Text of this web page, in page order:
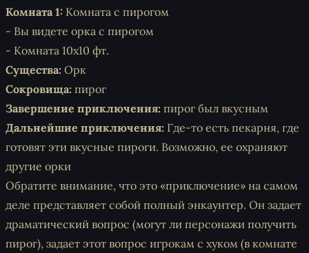
Комната 1: Комната с пирогом
- Вы видете орка с пирогом
- Комната 10х10 фт.
Существа: Орк
Сокровища: пирог
Завершение приключения: пирог был вкусным
Дальнейшие приключения: Где-то есть пекарня, где
готовят эти вкусные пироги. Возможно, ее охраняют
другие орки
Обратите внимание, что это «приключение» на самом
деле представляет собой полный энкаунтер. Он задает
драматический вопрос (могут ли персонажи получить
пирог), задает этот вопрос игрокам с хуком (в комнате